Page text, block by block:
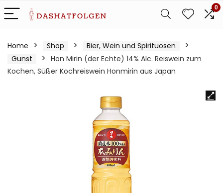
0
Home Shop
Bier, Wein und Spirituosen
Gunst
Hon Mirin (der Echte) 14% Alc. Reiswein zum
Kochen, Süßer Kochreiswein Honmirin aus Japan